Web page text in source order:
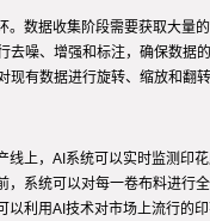
数据收集阶段需要获取大量
噪、增强和标注，确保数据
有数据进行旋转、缩放和翻
上，AI系统可以实时监测印
系统可以对每一卷布料进行
利用AI技术对市场上流行的